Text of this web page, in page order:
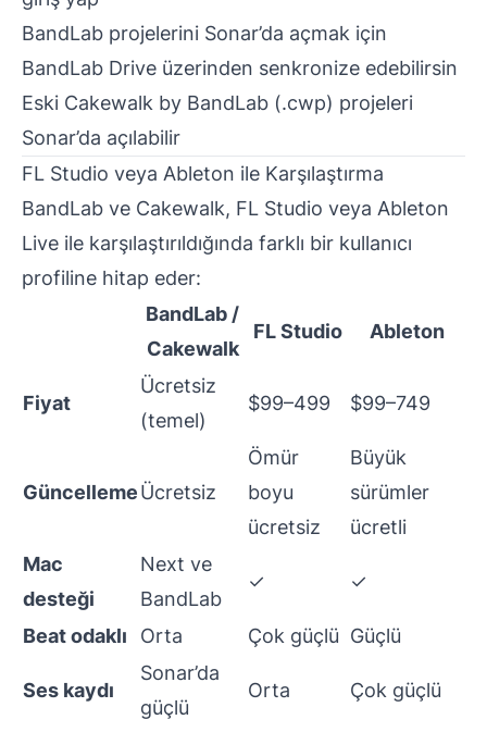
BandLab projelerini Sonar’da açmak için
BandLab Drive üzerinden senkronize edebilirsin
Eski Cakewalk by BandLab (.cwp) projeleri
Sonar’da açılabilir
FL Studio veya Ableton ile Karşılaştırma
BandLab ve Cakewalk, FL Studio veya Ableton
Live ile karşılaştırıldığında farklı bir kullanıcı
profiline hitap eder:
BandLab /
Cakewalk
FL Studio Ableton
Fiyat
Ücretsiz
(temel)
$99–499 $99–749
GüncellemeÜcretsiz
Ömür
boyu
ücretsiz
Büyük
sürümler
ücretli
Mac
desteği
Next ve
BandLab
✓ ✓
Beat odaklı Orta Çok güçlü Güçlü
Ses kaydı
Sonar’da
güçlü
Orta Çok güçlü